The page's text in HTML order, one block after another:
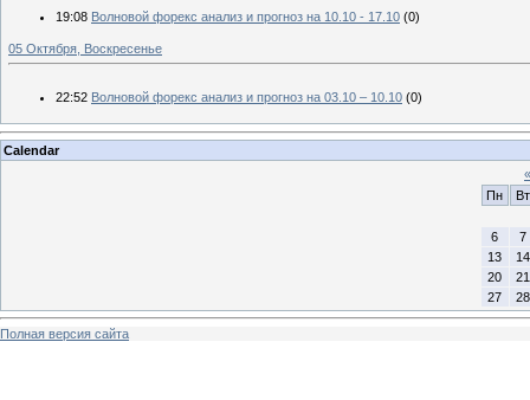
19:08 Волновой форекс анализ и прогноз на 10.10 - 17.10 (0)
05 Октября, Воскресенье
22:52 Волновой форекс анализ и прогноз на 03.10 – 10.10 (0)
Calendar
«
Пн
Вт
6
7
13
14
20
21
27
28
Полная версия сайта